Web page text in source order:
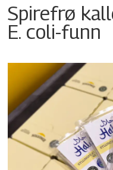
Spirefrø
E. coli-funn